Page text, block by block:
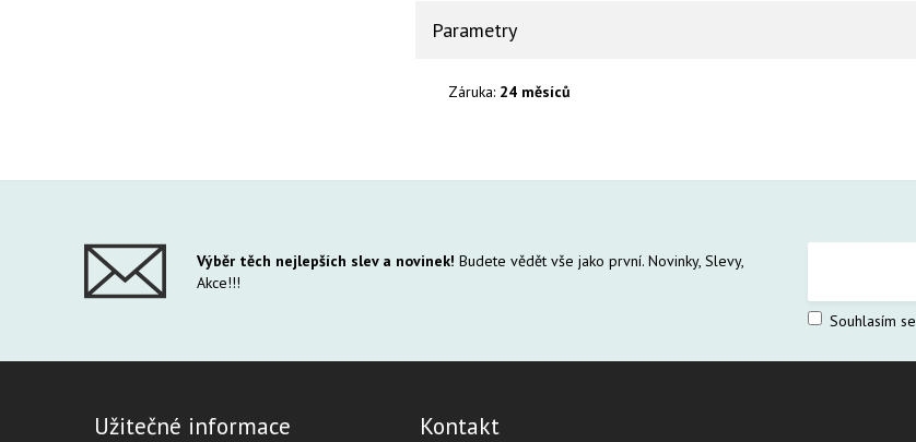
Parametry
Záruka: 24 měsíců
Výběr těch nejlepších slev a novinek! Budete vědět vše jako první. Novinky, Slevy,
Akce!!!
Souhlasím se
Užitečné informace Kontakt